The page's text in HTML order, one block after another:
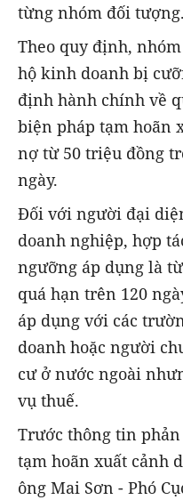
từng nhóm đối tượng.
Theo quy định,
hộ kinh doanh bị
định hành chính về
biện pháp tạm hoãn
nợ từ 50 triệu đồng
ngày.
Đối với người đại
doanh nghiệp, hợp
ngưỡng áp dụng là
quá hạn trên 120
áp dụng với các
doanh hoặc người
cư ở nước ngoài
vụ thuế.
Trước thông tin
tạm hoãn xuất cảnh
ông Mai Sơn - Phó